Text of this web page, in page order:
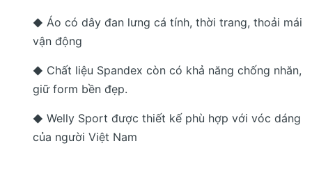
◆ Áo có dây đan lưng cá tính, thời trang, thoải mái
vận động
◆ Chất liệu Spandex còn có khả năng chống nhăn,
giữ form bền đẹp.
◆ Welly Sport được thiết kế phù hợp với vóc dáng
của người Việt Nam